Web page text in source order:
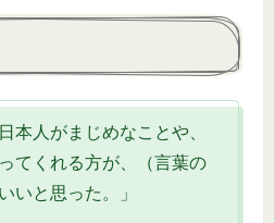
本人がまじめなことや、
てくれる方が、（言葉の
いと思った。」